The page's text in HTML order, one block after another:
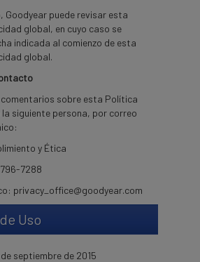
Goodyear puede revisar esta
global, en cuyo caso se
indicada al comienzo de esta
global.
sobre esta Política
la siguiente persona, por correo
y Ética
7288
privacy_office@goodyear.com
Uso
septiembre de 2015